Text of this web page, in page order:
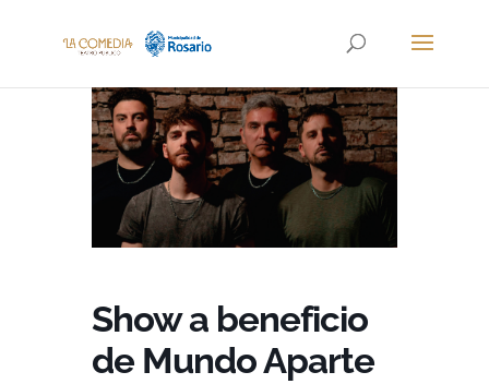
Show a beneficio
de Mundo Aparte